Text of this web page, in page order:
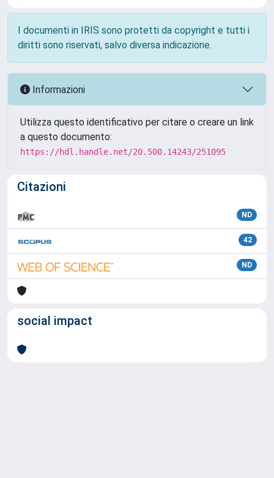
I documenti in IRIS sono protetti da copyright e tutti i
diritti sono riservati, salvo diversa indicazione.
Informazioni
Utilizza questo identificativo per citare o creare un link
a questo documento:
https://hdl.handle.net/20.500.14243/251095
Citazioni
ND
42
ND
social impact